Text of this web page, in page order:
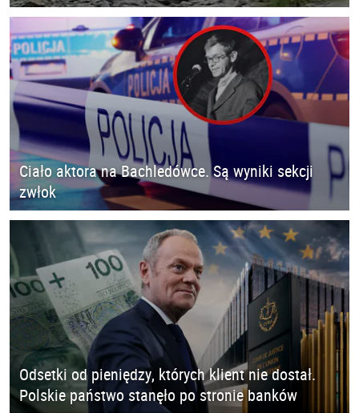
Ciało aktora na Bachledówce. Są wyniki sekcji
zwłok
Odsetki od pieniędzy, których klient nie dostał.
Polskie państwo stanęło po stronie banków